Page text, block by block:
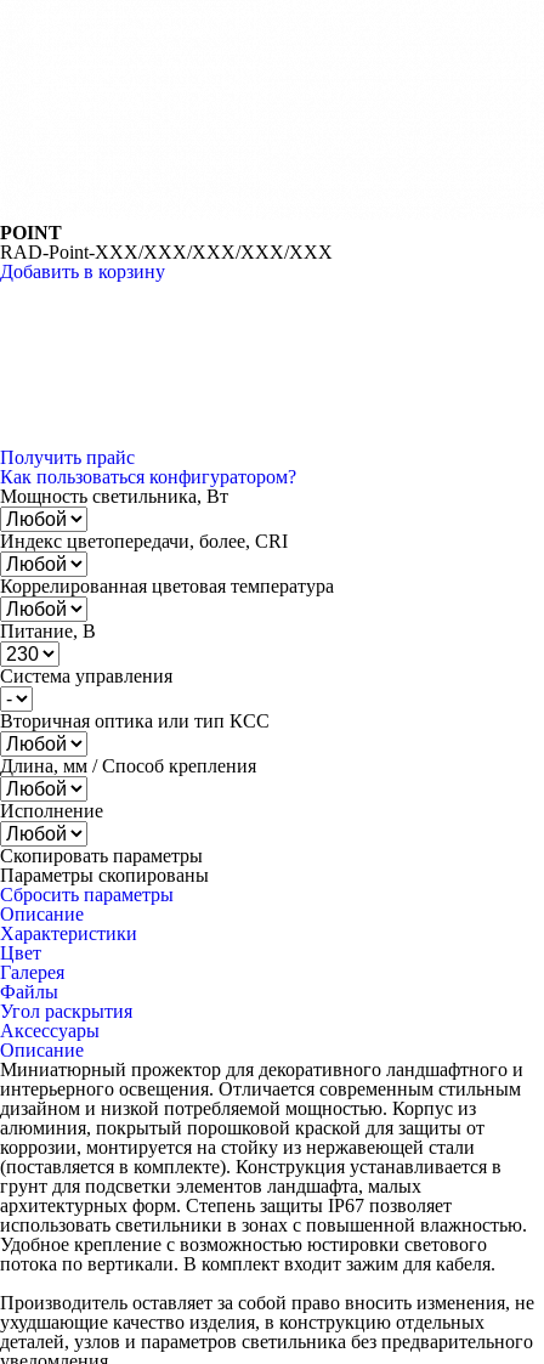
POINT
RAD-Point-XXX/XXX/XXX/XXX/XXX
Добавить в корзину
Получить прайс
Как пользоваться конфигуратором?
Мощность светильника, Вт
Индекс цветопередачи, более, CRI
Коррелированная цветовая температура
Питание, В
Система управления
Вторичная оптика или тип КСС
Длина, мм / Способ крепления
Исполнение
Скопировать параметры
Параметры скопированы
Сбросить параметры
Описание
Характеристики
Цвет
Галерея
Файлы
Угол раскрытия
Аксессуары
Описание
Миниатюрный прожектор для декоративного ландшафтного и
интерьерного освещения. Отличается современным стильным
дизайном и низкой потребляемой мощностью. Корпус из
алюминия, покрытый порошковой краской для защиты от
коррозии, монтируется на стойку из нержавеющей стали
(поставляется в комплекте). Конструкция устанавливается в
грунт для подсветки элементов ландшафта, малых
архитектурных форм. Степень защиты IP67 позволяет
использовать светильники в зонах с повышенной влажностью.
Удобное крепление с возможностью юстировки светового
потока по вертикали. В комплект входит зажим для кабеля.
Производитель оставляет за собой право вносить изменения, не
ухудшающие качество изделия, в конструкцию отдельных
деталей, узлов и параметров светильника без предварительного